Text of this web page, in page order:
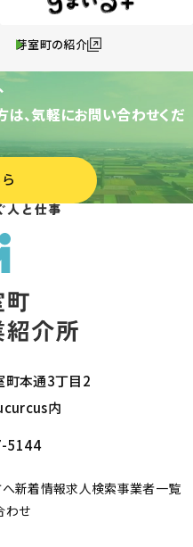
芽室町の紹介
、気軽にお問い合わせくだ
町本通3丁目2
内
5144
へ新着情報求人検索事業者一覧
わせ